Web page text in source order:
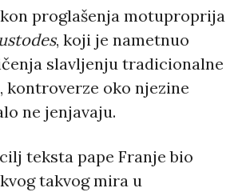
proglašenja motuproprija
, koji je nametnuo
slavljenju tradicionalne
kontroverze oko njezine
ne jenjavaju.
teksta pape Franje bio
takvog mira u